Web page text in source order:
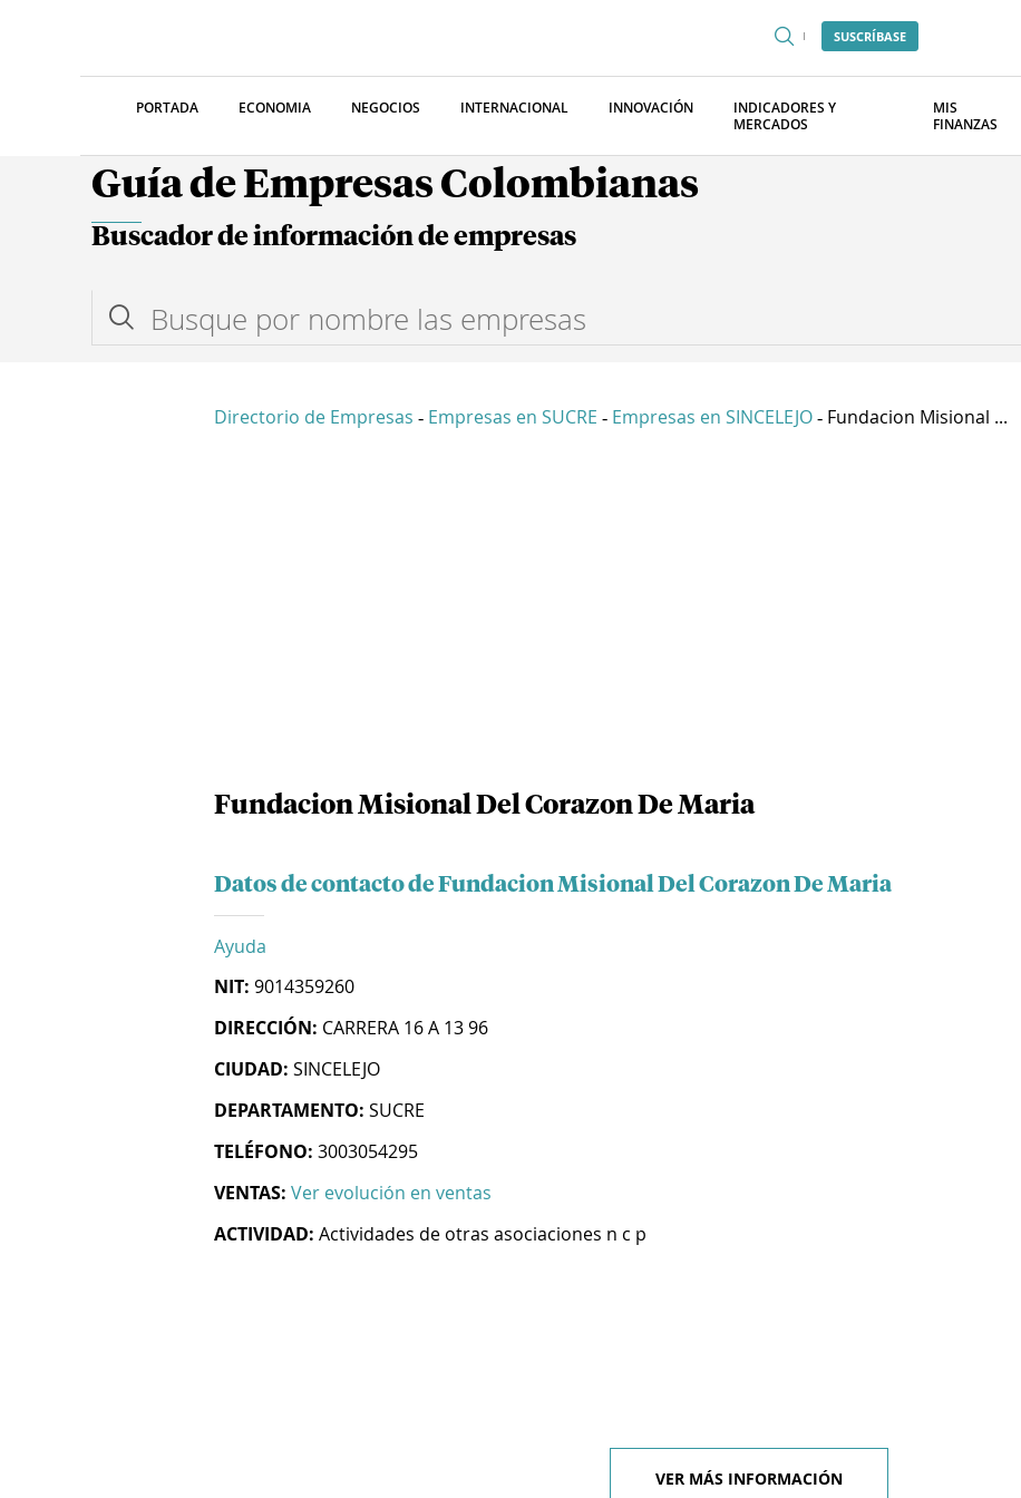
SUSCRÍBASE
PORTADA ECONOMIA NEGOCIOS INTERNACIONAL INNOVACIÓN
INDICADORES Y
MERCADOS
MIS
FINANZAS
Guía de Empresas Colombianas
Buscador de información de empresas
Directorio de Empresas - Empresas en SUCRE - Empresas en SINCELEJO - Fundacion Misional ...
Fundacion Misional Del Corazon De Maria
Datos de contacto de Fundacion Misional Del Corazon De Maria
Ayuda
NIT: 9014359260
DIRECCIÓN: CARRERA 16 A 13 96
CIUDAD: SINCELEJO
DEPARTAMENTO: SUCRE
TELÉFONO: 3003054295
VENTAS: Ver evolución en ventas
ACTIVIDAD: Actividades de otras asociaciones n c p
VER MÁS INFORMACIÓN